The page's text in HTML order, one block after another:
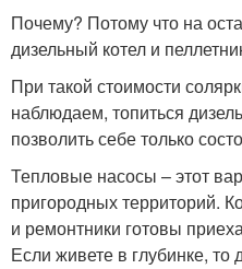
Почему? Потому что на
дизельный котел и
При такой стоимости
наблюдаем, топиться
позволить себе только
Тепловые насосы – этот
пригородных территорий.
и ремонтники готовы
Если живете в глубинке, то